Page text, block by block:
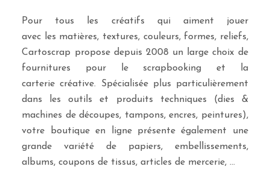
Pour tous les créatifs qui aiment jouer
avec les matières, textures, couleurs, formes, reliefs,
Cartoscrap propose depuis 2008 un large choix de
fournitures pour le scrapbooking et la
carterie créative. Spécialisée plus particulièrement
dans les outils et produits techniques (dies &
machines de découpes, tampons, encres, peintures),
votre boutique en ligne présente également une
grande variété de papiers, embellissements,
albums, coupons de tissus, articles de mercerie, …